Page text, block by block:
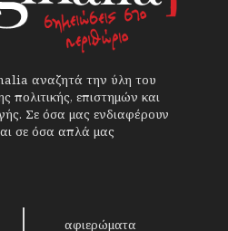
αναζητά την ύλη του
πολιτικής, επιστημών και
Σε όσα μας ενδιαφέρουν
σε όσα απλά μας
αφιερώματα